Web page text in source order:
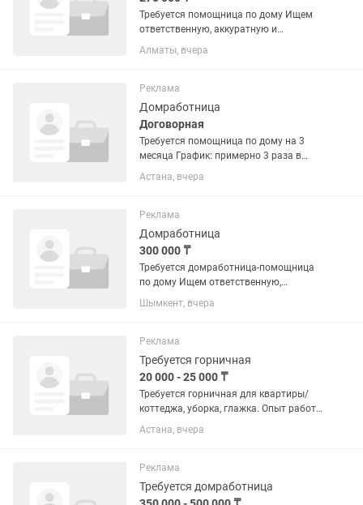
Требуется помощница по дому Ищем
ответственную, аккуратную и
чистоплотную помощницу для работы
в частном доме. Обязанности: уборка
поддержание чистоты и...
Алматы, вчера
Реклама
Домработница
Договорная
Требуется помощница по дому на 3
месяца График: примерно 3 раза в
неделю. Обязанности: —
поддерживающая уборка дома; —
приготовлении еды; — присмотр и
выгул двух...
Астана, вчера
Реклама
Домработница
300 000 ₸
Требуется домработница-помощница
по дому Ищем ответственную,
аккуратную и порядочную помощницу
для долгосрочной работы в семье.
Шымкент, вчера
Реклама
Требуется горничная
20 000 - 25 000 ₸
Требуется горничная для квартиры/
коттеджа, уборка, глажка. Опыт работы
1-3 года
Астана, вчера
Реклама
Требуется домработница